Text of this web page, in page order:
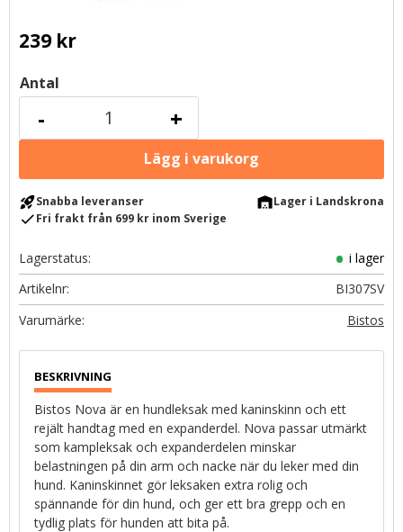
239kr
Antal
+
-
rocket_launchSnabba leveranser warehouseLager i Landskrona
checkFri frakt från 699 kr inom Sverige
Lagerstatus
i lager
Artikelnr
BI307SV
Bistos
Bistos Nova är en hundleksak med kaninskinn och ett
rejält handtag med en expanderdel. Nova passar utmärkt
som kampleksak och expanderdelen minskar
belastningen på din arm och nacke när du leker med din
hund. Kaninskinnet gör leksaken extra rolig och
spännande för din hund, och ger ett bra grepp och en
tydlig plats för hunden att bita på.